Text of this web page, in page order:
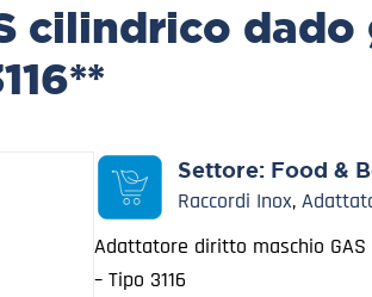
cilindrico
Settore: Food &
Raccordi Inox,
Adattatore diritto maschio
– Tipo 3116